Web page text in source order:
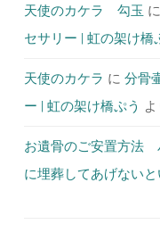
天使のカケラ 勾玉 に
セサリー | 虹の架け橋
天使のカケラ に 分骨
ー | 虹の架け橋ぷう よ
お遺骨のご安置方法
に埋葬してあげない